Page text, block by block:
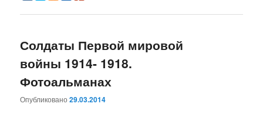
Солдаты Первой мировой
войны 1914- 1918.
Фотоальманах
Опубликовано29.03.2014